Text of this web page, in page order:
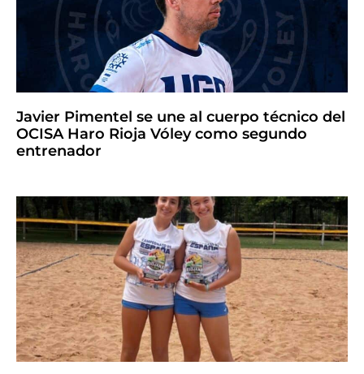
Javier Pimentel se une al cuerpo técnico del
OCISA Haro Rioja Vóley como segundo
entrenador